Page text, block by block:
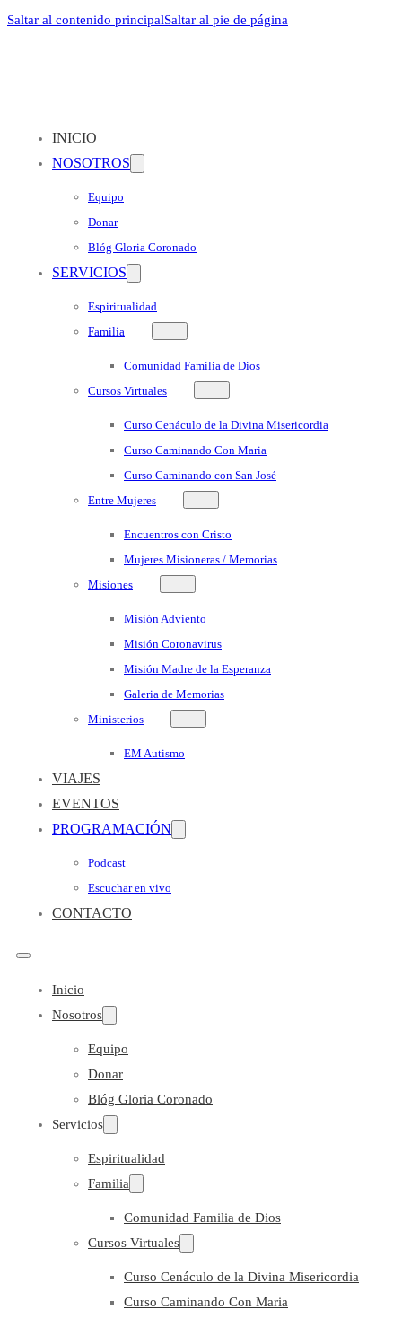
Saltar al contenido principalSaltar al pie de página
INICIO
NOSOTROS
Equipo
Donar
Blóg Gloria Coronado
SERVICIOS
Espiritualidad
Familia
Comunidad Familia de Dios
Cursos Virtuales
Curso Cenáculo de la Divina Misericordia
Curso Caminando Con Maria
Curso Caminando con San José
Entre Mujeres
Encuentros con Cristo
Mujeres Misioneras / Memorias
Misiones
Misión Adviento
Misión Coronavirus
Misión Madre de la Esperanza
Galeria de Memorias
Ministerios
EM Autismo
VIAJES
EVENTOS
PROGRAMACIÓN
Podcast
Escuchar en vivo
CONTACTO
Inicio
Nosotros
Equipo
Donar
Blóg Gloria Coronado
Servicios
Espiritualidad
Familia
Comunidad Familia de Dios
Cursos Virtuales
Curso Cenáculo de la Divina Misericordia
Curso Caminando Con Maria